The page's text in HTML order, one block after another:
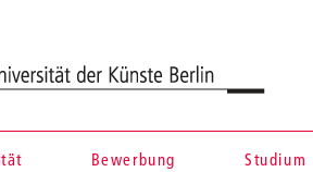
Künste Berlin
Bewerbung Studium